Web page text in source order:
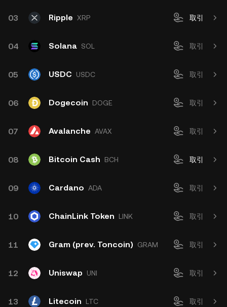
03 Ripple XRP 取引
04 Solana SOL 取引
05 USDC USDC 取引
06 Dogecoin DOGE 取引
07 Avalanche AVAX 取引
08 Bitcoin Cash BCH 取引
09 Cardano ADA 取引
10 ChainLink Token LINK 取引
11 Gram (prev. Toncoin) GRAM 取引
12 Uniswap UNI 取引
13 Litecoin LTC 取引